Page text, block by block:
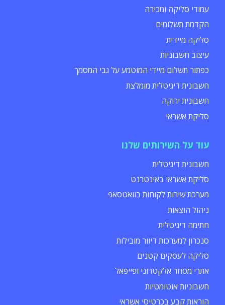
עמודי סליקה ומכירה
הקדמת תשלומים
סליקה מיידית
עיצוב חשבוניות
כפתור תשלום מיידי המוטמע על גבי המסמך
חשבונית דיגיטלית מומלצת
חשבונית ירוקה
סליקת אשראי
עוד על השירותים שלנו
חשבונית דיגיטלית
סליקת אשראי באינטרנט
מערכת שירות לקוחות בוואטסאפ
ניהול הוצאות
חתימה דיגיטלית
סנכרון למערכות דיוור מובילות
סליקה לעסקים קטנים
אתרי מסחר אלקטרוני ופייפאל
חשבוניות אוטומטיות
הוראות קבע בכרטיסי אשראי